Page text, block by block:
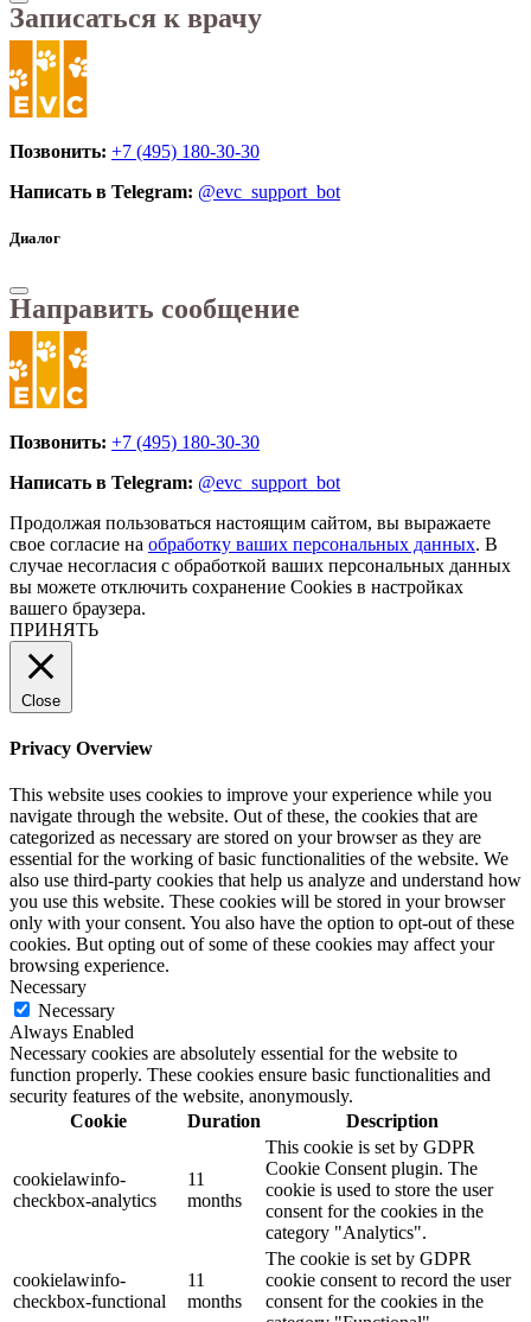
Записаться к врачу
Позвонить: +7 (495) 180-30-30
Написать в Telegram: @evc_support_bot
Диалог
Направить сообщение
Позвонить: +7 (495) 180-30-30
Написать в Telegram: @evc_support_bot
Продолжая пользоваться настоящим сайтом, вы выражаете
свое согласие на обработку ваших персональных данных. В
случае несогласия с обработкой ваших персональных данных
вы можете отключить сохранение Cookies в настройках
вашего браузера.
ПРИНЯТЬ
Close
Privacy Overview
This website uses cookies to improve your experience while you
navigate through the website. Out of these, the cookies that are
categorized as necessary are stored on your browser as they are
essential for the working of basic functionalities of the website. We
also use third-party cookies that help us analyze and understand how
you use this website. These cookies will be stored in your browser
only with your consent. You also have the option to opt-out of these
cookies. But opting out of some of these cookies may affect your
browsing experience.
Necessary
Necessary
Always Enabled
Necessary cookies are absolutely essential for the website to
function properly. These cookies ensure basic functionalities and
security features of the website, anonymously.
Cookie
Duration Description
cookielawinfo-
checkbox-analytics
11
months
This cookie is set by GDPR
Cookie Consent plugin. The
cookie is used to store the user
consent for the cookies in the
category "Analytics".
cookielawinfo-
checkbox-functional
11
months
The cookie is set by GDPR
cookie consent to record the user
consent for the cookies in the